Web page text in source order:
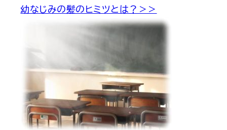
幼なじみの髪のヒミツとは？＞＞